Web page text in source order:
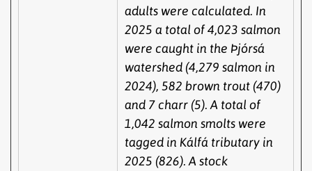
adults were calculated. In
2025 a total of 4,023 salmon
were caught in the Þjórsá
watershed (4,279 salmon in
2024), 582 brown trout (470)
and 7 charr (5). A total of
1,042 salmon smolts were
tagged in Kálfá tributary in
2025 (826). A stock